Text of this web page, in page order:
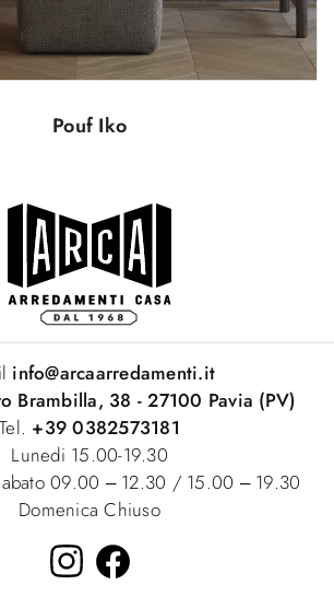
Pouf Iko
info@arcaarredamenti.it
Brambilla, 38 - 27100 Pavia (PV)
Tel. +39 0382573181
Lunedi 15.00-19.30
09.00 – 12.30 / 15.00 – 19.30
Domenica Chiuso